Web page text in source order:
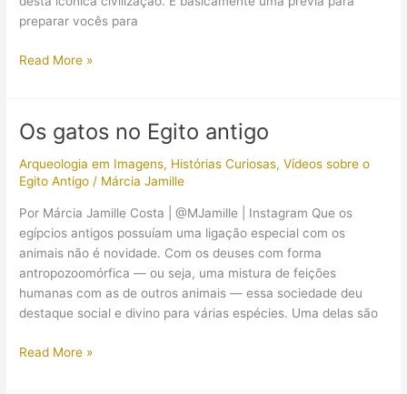
preparar vocês para
Os
Antigo:
o
que
precisa
saber!
Read More »
Os gatos no Egito antigo
Arqueologia em Imagens, Histórias Curiosas,Vídeos sobre o
Egito Antigo / Márcia Jamille
Por Márcia Jamille Costa | @MJamille | Instagram Que os
egípcios antigos possuíam uma ligação especial com os
animais não é novidade. Com os deuses com forma
antropozoomórfica — ou seja, uma mistura de feições
humanas com as de outros animais — essa sociedade deu
destaque social e divino para várias espécies. Uma delas são
Os
Read More »